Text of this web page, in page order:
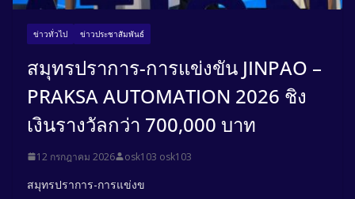
ข่าวทั่วไป ข่าวประชาสัมพันธ์
สมุทรปราการ-การแข่งขัน JINPAO –
PRAKSA AUTOMATION 2026 ชิง
เงินรางวัลกว่า 700,000 บาท
12 กรกฎาคม 2026 osk103 osk103
สมุทรปราการ-การแข่งข